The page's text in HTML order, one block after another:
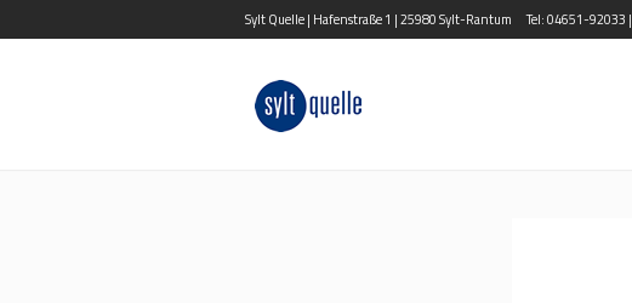
Sylt Quelle | Hafenstraße 1 | 25980 Sylt-Rantum Tel: 04651-92033 |